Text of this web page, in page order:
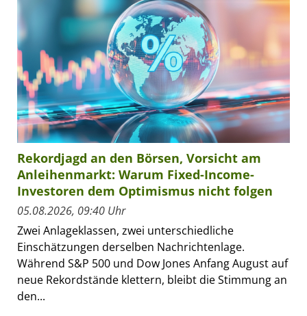
Rekordjagd an den Börsen, Vorsicht am
Anleihenmarkt: Warum Fixed-Income-
Investoren dem Optimismus nicht folgen
05.08.2026, 09:40 Uhr
Zwei Anlageklassen, zwei unterschiedliche
Einschätzungen derselben Nachrichtenlage.
Während S&P 500 und Dow Jones Anfang August auf
neue Rekordstände klettern, bleibt die Stimmung an
den...